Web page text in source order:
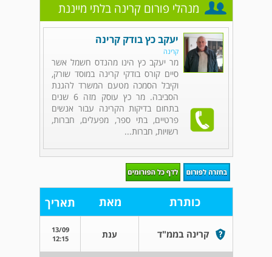
מנהלי פורום קרינה בלתי מייננת
יעקב כץ בודק קרינה
קרינה
מר יעקב כץ הינו מהנדס חשמל אשר
סיים קורס בודקי קרינה במוסד שורק,
וקיבל הסמכה מטעם המשרד להגנת
הסביבה. מר כץ עוסק מזה 6 שנים
בתחום בדיקות הקרינה עבור אנשים
פרטיים, בתי ספר, מפעלים, חברות,
רשויות, חברות...
כותרת מאת תאריך
קרינה בממ"ד ענת
13/09
12:15